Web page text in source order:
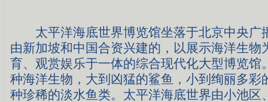
太平洋海底世界博览馆坐落于北京中央广
由新加坡和中国合资兴建的，以展示海洋生物
育、观赏娱乐于一体的综合现代化大型博览馆
种海洋生物，大到凶猛的鲨鱼，小到绚丽多彩
种珍稀的淡水鱼类。太平洋海底世界由小池区